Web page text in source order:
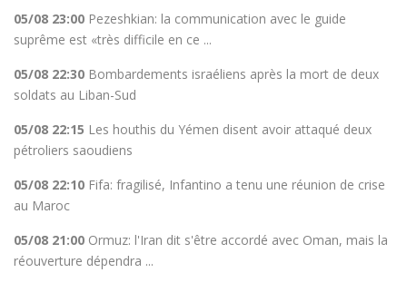
05/08 23:00 Pezeshkian: la communication avec le guide
suprême est «très difficile en ce ...
05/08 22:30 Bombardements israéliens après la mort de deux
soldats au Liban-Sud
05/08 22:15 Les houthis du Yémen disent avoir attaqué deux
pétroliers saoudiens
05/08 22:10 Fifa: fragilisé, Infantino a tenu une réunion de crise
au Maroc
05/08 21:00 Ormuz: l'Iran dit s'être accordé avec Oman, mais la
réouverture dépendra ...